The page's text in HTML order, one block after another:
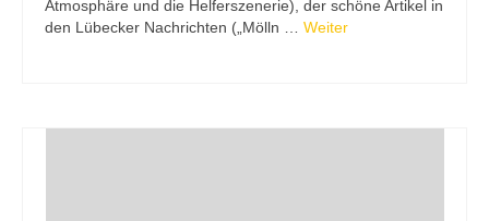
Atmosphäre und die Helferszenerie), der schöne Artikel in
den Lübecker Nachrichten („Mölln … Weiter